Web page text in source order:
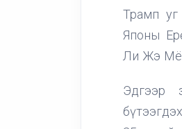
Трамп
Японы
Ли Жэ
Эдгээр